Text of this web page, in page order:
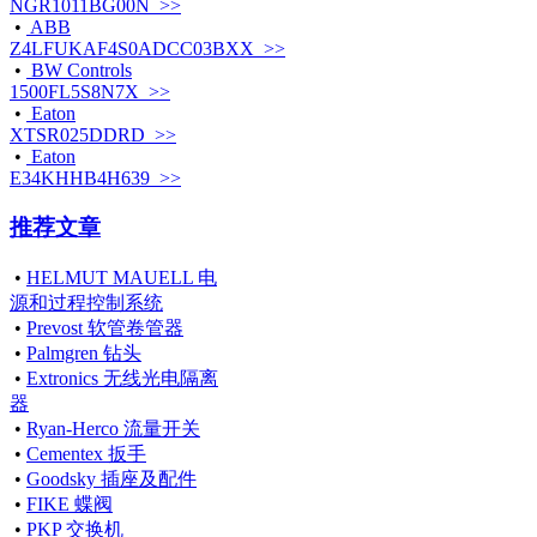
NGR1011BG00N >>
• ABB
Z4LFUKAF4S0ADCC03BXX >>
• BW Controls
1500FL5S8N7X >>
• Eaton
XTSR025DDRD >>
• Eaton
E34KHHB4H639 >>
推荐文章
• HELMUT MAUELL 电
源和过程控制系统
• Prevost 软管卷管器
• Palmgren 钻头
• Extronics 无线光电隔离
器
• Ryan-Herco 流量开关
• Cementex 扳手
• Goodsky 插座及配件
• FIKE 蝶阀
• PKP 交换机